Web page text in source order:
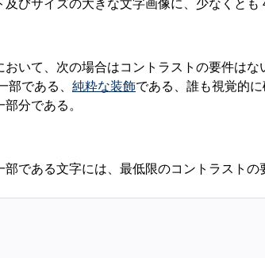
及びサイズの大きな文字画像に、少なくとも
おいて、次の場合はコントラストの要件はな
部である、 純粋な装飾である、誰も視覚的
分である。
部である文字には、最低限のコントラストの